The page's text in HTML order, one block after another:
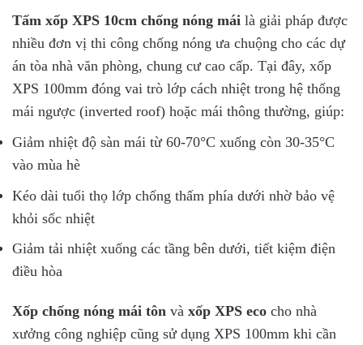
Tấm xốp XPS 10cm chống nóng mái là giải pháp được
nhiều đơn vị thi công chống nóng ưa chuộng cho các dự
án tòa nhà văn phòng, chung cư cao cấp. Tại đây, xốp
XPS 100mm đóng vai trò lớp cách nhiệt trong hệ thống
mái ngược (inverted roof) hoặc mái thông thường, giúp:
Giảm nhiệt độ sàn mái từ 60-70°C xuống còn 30-35°C
vào mùa hè
Kéo dài tuổi thọ lớp chống thấm phía dưới nhờ bảo vệ
khỏi sốc nhiệt
Giảm tải nhiệt xuống các tầng bên dưới, tiết kiệm điện
điều hòa
Xốp chống nóng mái tôn và xốp XPS eco cho nhà
xưởng công nghiệp cũng sử dụng XPS 100mm khi cần